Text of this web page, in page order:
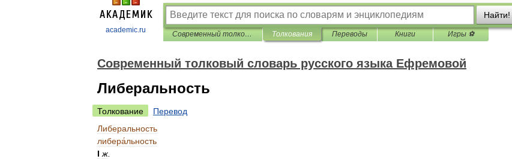
academic.ru
Найти!
Современный толковый словарь русского языка Ефремовой Толкования Переводы Книги Игры ⚽
Современный толковый словарь русского языка Ефремовой
Либеральность
Толкование
Перевод
Либеральность
либера́льность
I ж